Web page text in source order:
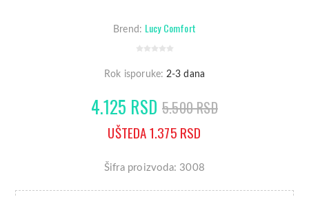
Brend: Lucy Comfort
Rok isporuke: 2-3 dana
4.125 RSD 5.500 RSD
UŠTEDA 1.375 RSD
Šifra proizvoda: 3008